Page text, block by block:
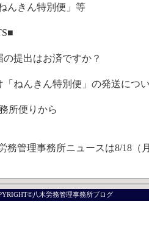
んきん特別便」等
提出はお済ですか？
「ねんきん特別便」の発送につ
所便りから
務管理事務所ニュースは8/18（
八木労務管理事務所ブログ